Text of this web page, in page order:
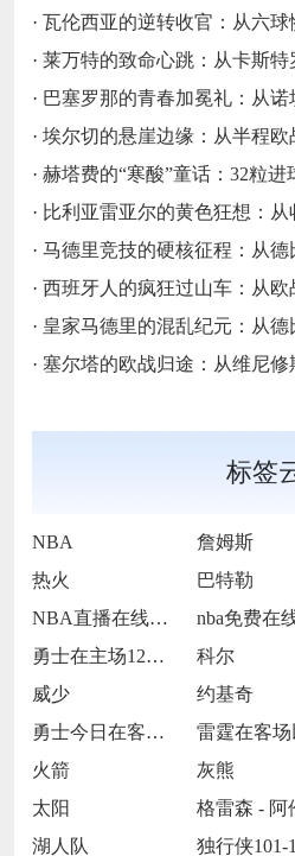
· 瓦伦西亚的逆转收官：从六球惨案到
· 莱万特的致命心跳：从卡斯特罗妙手回春到
· 巴塞罗那的青春加冕礼：从诺坎普六球
· 埃尔切的悬崖边缘：从半程欧战梦到
· 赫塔费的“寒酸”童话：32粒进球
· 比利亚雷亚尔的黄色狂想：从收官五
· 马德里竞技的硬核征程：从德比屠刀
· 西班牙人的疯狂过山车：从欧战黑
· 皇家马德里的混乱纪元：从德比溃败
· 塞尔塔的欧战归途：从维尼修斯的彩虹社死
标签
NBA 詹姆斯
热火
巴特勒
NBA直播在线观看
勇士在主场121-113击败灰熊
科尔
威少
约基奇
勇士今日在客场107-104险胜活塞
火箭
灰熊
太阳
格雷森 - 阿
湖人队